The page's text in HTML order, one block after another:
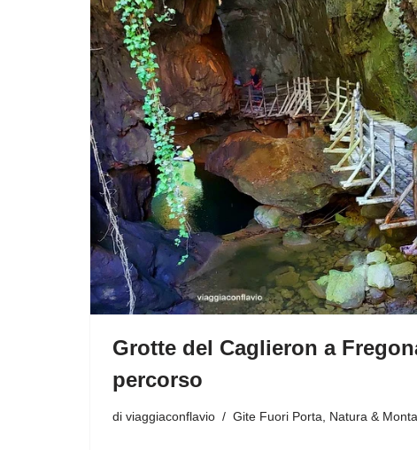
Grotte del Caglieron a
percorso
di viaggiaconflavio Gite Fuori Porta, Natura &